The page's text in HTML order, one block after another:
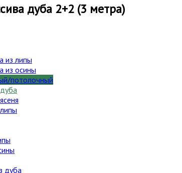
дуба 2+2 (3 метра)
из липы
из осины
потолочный
дуба